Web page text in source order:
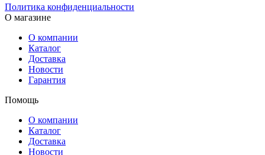
Политика конфиденциальности
О магазине
О компании
Каталог
Доставка
Новости
Гарантия
Помощь
О компании
Каталог
Доставка
Новости